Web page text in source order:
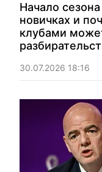
Начало
новичках и
клубами
30.07.2026 18:16